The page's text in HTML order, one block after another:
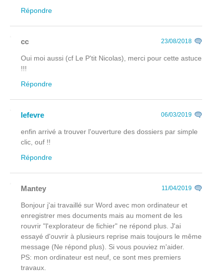
Répondre
cc 23/08/2018
Oui moi aussi (cf Le P'tit Nicolas), merci pour cette astuce
!!!
Répondre
lefevre 06/03/2019
enfin arrivé a trouver l'ouverture des dossiers par simple
clic, ouf !!
Répondre
Mantey 11/04/2019
Bonjour j'ai travaillé sur Word avec mon ordinateur et
enregistrer mes documents mais au moment de les
rouvrir "l'explorateur de fichier" ne répond plus. J'ai
essayé d'ouvrir à plusieurs reprise mais toujours le même
message (Ne répond plus). Si vous pouviez m'aider.
PS: mon ordinateur est neuf, ce sont mes premiers
travaux.